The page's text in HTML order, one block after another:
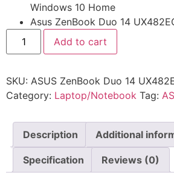
Windows 10 Home
Asus ZenBook Duo 14
Add to cart
SKU: ASUS ZenBook Duo 14
Category: Laptop/Notebook Tag:
Description Additional
Specification Reviews (0)